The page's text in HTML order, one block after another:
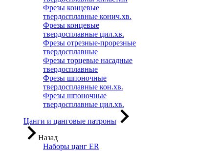
Фрезы концевые
твердосплавные конич.хв.
Фрезы концевые
твердосплавные цил.хв.
Фрезы отрезные-прорезные
твердосплавные
Фрезы торцевые насадные
твердосплавные
Фрезы шпоночные
твердосплавные кон.хв.
Фрезы шпоночные
твердосплавные цил.хв.
Цанги и цанговые патроны
Назад
Наборы цанг ER